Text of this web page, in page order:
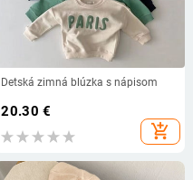
Detská zimná blúzka s nápisom
20.30 €
add_shopping_cart